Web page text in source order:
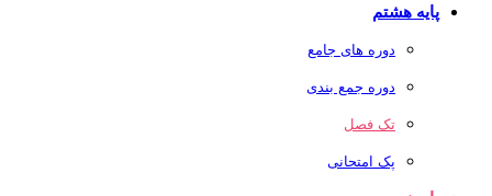
پایه هشتم
دوره های جامع
دوره جمع بندی
تک فصل
پک امتحانی